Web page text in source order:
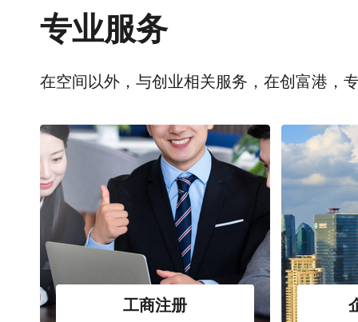
专业服务
在空间以外，与创业相关服务，在创富港，
工商注册